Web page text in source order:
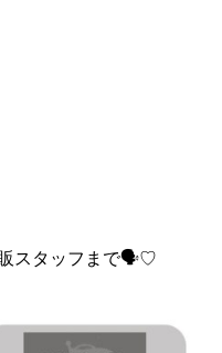
スタッフまで🗣️♡